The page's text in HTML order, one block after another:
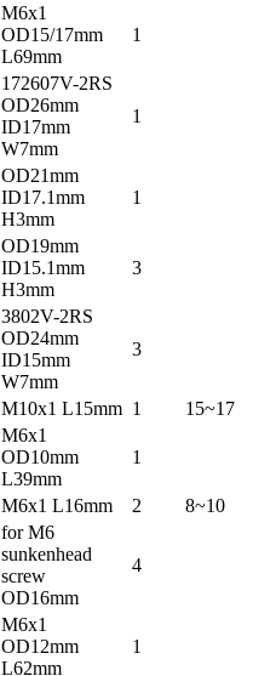
M6x1
OD15/17mm
L69mm
1
172607V-2RS
OD26mm
ID17mm
W7mm
1
OD21mm
ID17.1mm
H3mm
1
OD19mm
ID15.1mm
H3mm
3
3802V-2RS
OD24mm
ID15mm
W7mm
3
M10x1 L15mm 1 15~17
M6x1
OD10mm
L39mm
1
M6x1 L16mm 2 8~10
for M6
sunkenhead
screw
OD16mm
4
M6x1
OD12mm
L62mm
1